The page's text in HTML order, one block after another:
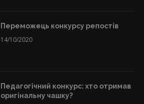
Переможець конкурсу репостів
14/10/2020
Педагогічний конкурс: хто отримав
оригінальну чашку?